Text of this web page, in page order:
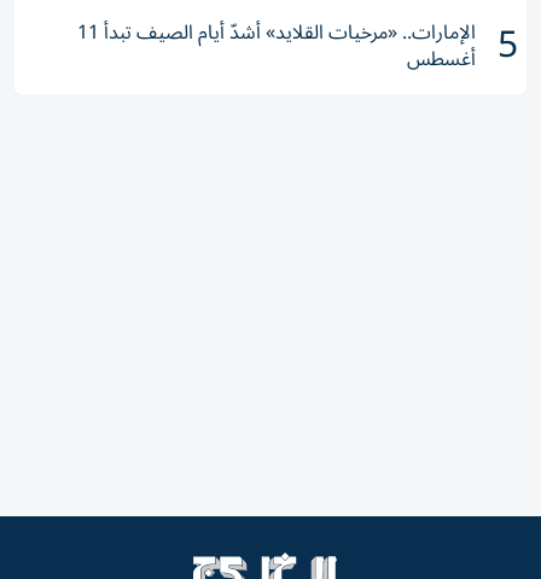
5 الإمارات.. «مرخيات القلايد» أشدّ أيام الصيف تبدأ 11
أغسطس